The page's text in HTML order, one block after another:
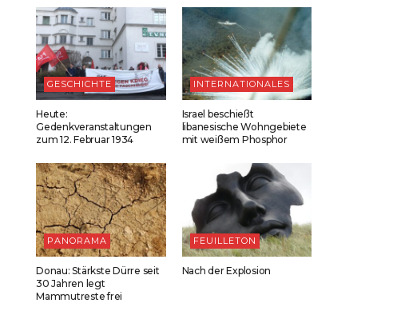
GESCHICHTE
Heute:
Gedenkveranstaltungen
zum 12. Februar 1934
INTERNATIONALES
Israel beschießt
libanesische Wohngebiete
mit weißem Phosphor
PANORAMA
Donau: Stärkste Dürre seit
30 Jahren legt
Mammutreste frei
FEUILLETON
Nach der Explosion